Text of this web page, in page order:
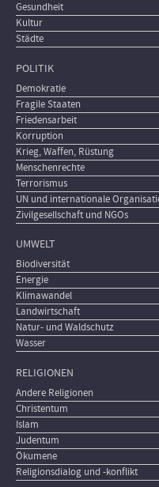
Gesundheit
Kultur
Städte
POLITIK
Demokratie
Fragile Staaten
Friedensarbeit
Korruption
Krieg, Waffen, Rüstung
Menschenrechte
Terrorismus
UN und internationale
Zivilgesellschaft und NGOs
UMWELT
Biodiversität
Energie
Klimawandel
Landwirtschaft
Natur- und Waldschutz
Wasser
RELIGIONEN
Andere Religionen
Christentum
Islam
Judentum
Ökumene
Religionsdialog und -konflikt